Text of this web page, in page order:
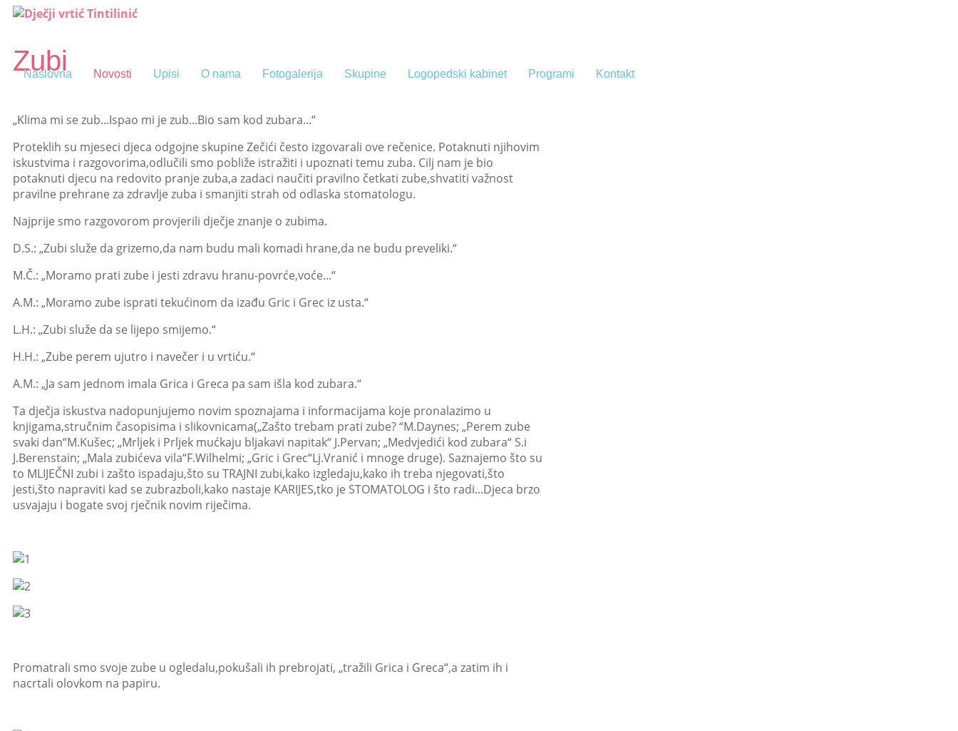
Naslovna Novosti Upisi O nama Fotogalerija Skupine Logopedski kabinet Programi Kontakt
Zubi
„Klima mi se zub...Ispao mi je zub...Bio sam kod zubara...“
Proteklih su mjeseci djeca odgojne skupine Zečići često izgovarali ove rečenice. Potaknuti njihovim
iskustvima i razgovorima,odlučili smo pobliže istražiti i upoznati temu zuba. Cilj nam je bio
potaknuti djecu na redovito pranje zuba,a zadaci naučiti pravilno četkati zube,shvatiti važnost
pravilne prehrane za zdravlje zuba i smanjiti strah od odlaska stomatologu.
Najprije smo razgovorom provjerili dječje znanje o zubima.
D.S.: „Zubi služe da grizemo,da nam budu mali komadi hrane,da ne budu preveliki.“
M.Č.: „Moramo prati zube i jesti zdravu hranu-povrće,voće...“
A.M.: „Moramo zube isprati tekućinom da izađu Gric i Grec iz usta.“
L.H.: „Zubi služe da se lijepo smijemo.“
H.H.: „Zube perem ujutro i navečer i u vrtiću.“
A.M.: „Ja sam jednom imala Grica i Greca pa sam išla kod zubara.“
Ta dječja iskustva nadopunjujemo novim spoznajama i informacijama koje pronalazimo u
knjigama,stručnim časopisima i slikovnicama(„Zašto trebam prati zube? “M.Daynes; „Perem zube
svaki dan“M.Kušec; „Mrljek i Prljek mućkaju bljakavi napitak“ J.Pervan; „Medvjedići kod zubara“ S.i
J.Berenstain; „Mala zubićeva vila“F.Wilhelmi; „Gric i Grec“Lj.Vranić i mnoge druge). Saznajemo što su
to MLIJEČNI zubi i zašto ispadaju,što su TRAJNI zubi,kako izgledaju,kako ih treba njegovati,što
jesti,što napraviti kad se zubrazboli,kako nastaje KARIJES,tko je STOMATOLOG i što radi...Djeca brzo
usvajaju i bogate svoj rječnik novim riječima.
Promatrali smo svoje zube u ogledalu,pokušali ih prebrojati, „tražili Grica i Greca“,a zatim ih i
nacrtali olovkom na papiru.